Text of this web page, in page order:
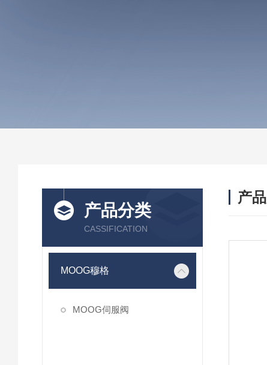
产品分类
CASSIFICATION
MOOG穆格
MOOG伺服阀
产